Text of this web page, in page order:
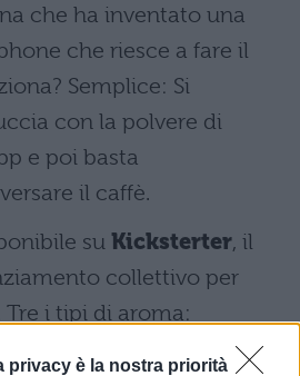
privacy è la nostra priorità
che ha inventato una
che riesce a fare il
Semplice: Si
con la polvere di
e poi basta
il caffè.
su Kicksterter, il
collettivo per
i tipi di aroma:
arabica. La cialda è stata